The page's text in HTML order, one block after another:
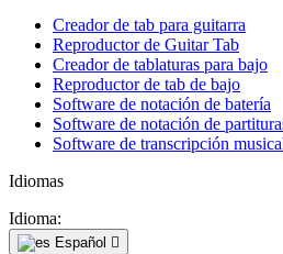
Creador de tab para guitarra
Reproductor de Guitar Tab
Creador de tablaturas para bajo
Reproductor de tab de bajo
Software de notación de batería
Software de notación de
Software de transcripción
Idiomas
Idioma:
Español 